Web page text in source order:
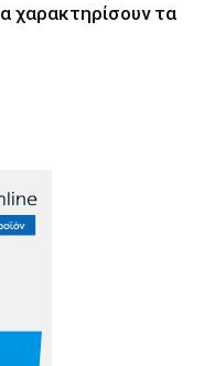
χαρακτηρίσουν τα